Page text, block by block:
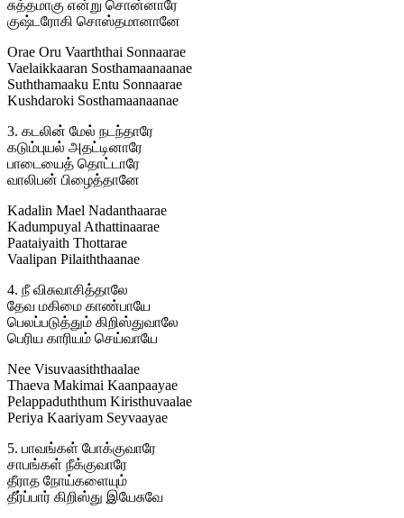
சுத்தமாகு என்று சொன்னாரே
குஷ்டரோகி சொஸ்தமானானே
Orae Oru Vaarththai Sonnaarae
Vaelaikkaaran Sosthamaanaanae
Suththamaaku Entu Sonnaarae
Kushdaroki Sosthamaanaanae
3. கடலின் மேல் நடந்தாரே
கடும்புயல் அதட்டினாரே
பாடையைத் தொட்டாரே
வாலிபன் பிழைத்தானே
Kadalin Mael Nadanthaarae
Kadumpuyal Athattinaarae
Paataiyaith Thottarae
Vaalipan Pilaiththaanae
4. நீ விசுவாசித்தாலே
தேவ மகிமை காண்பாயே
பெலப்படுத்தும் கிறிஸ்துவாலே
பெரிய காரியம் செய்வாயே
Nee Visuvaasiththaalae
Thaeva Makimai Kaanpaayae
Pelappaduththum Kiristhuvaalae
Periya Kaariyam Seyvaayae
5. பாவங்கள் போக்குவாரே
சாபங்கள் நீக்குவாரே
தீராத நோய்களையும்
தீர்ப்பார் கிறிஸ்து இயேசுவே